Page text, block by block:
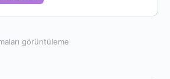
görüntüleme